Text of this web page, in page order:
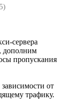
сервера
дополним
пропускания
от
трафику.